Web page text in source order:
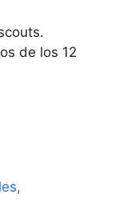
de los 12
,